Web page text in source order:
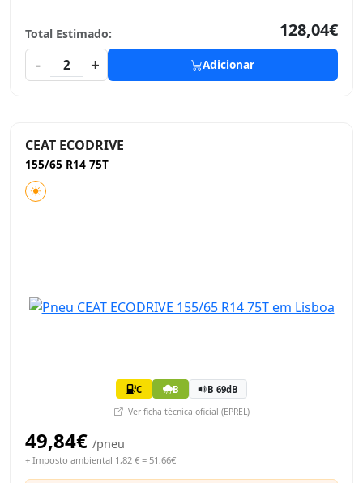
Total Estimado:
128,04€
-
2 + Adicionar
CEAT ECODRIVE
155/65 R14 75T
C B B 69dB
Ver ficha técnica oficial (EPREL)
49,84€ /pneu
+ Imposto ambiental 1,82 € = 51,66€